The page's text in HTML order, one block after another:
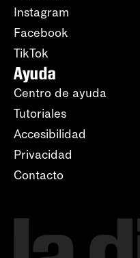
Instagram
Facebook
TikTok
Ayuda
Centro de ayuda
Tutoriales
Accesibilidad
Privacidad
Contacto